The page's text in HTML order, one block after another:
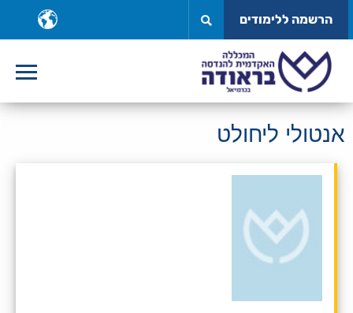
לתוכן
הרשמה ללימודים
אנטולי ליחולט